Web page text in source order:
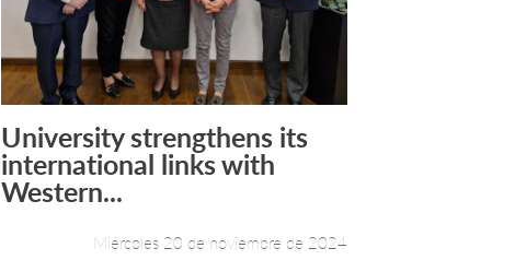
Leer más +
University strengthens its
international links with
Western...
Miércoles 20 de noviembre de 2024